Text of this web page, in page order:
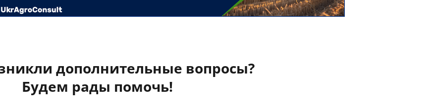
дополнительные вопросы?
Будем рады помочь!